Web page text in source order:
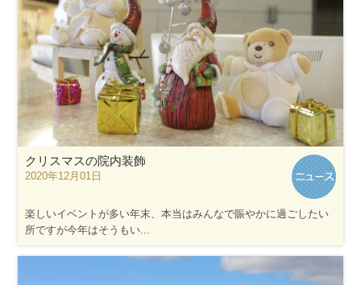
クリスマスの院内装飾
2020年12月01日
楽しいイベントが多い年末、本当はみんなで賑やかに過ごしたい
所ですが今年はそうもい...